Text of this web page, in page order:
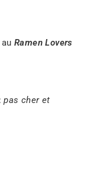
Ramen Lovers
:pas cher et